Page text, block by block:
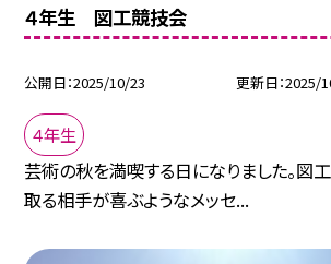
４年生 図工競技会
公開日 2025/10/23 更新日 2025/
４年生
芸術の秋を満喫する日になりました。図
取る相手が喜ぶようなメッセ...